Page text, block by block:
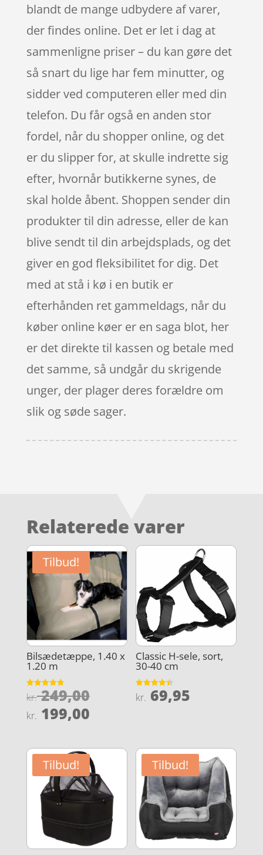
blandt de mange udbydere af varer,
der findes online. Det er let i dag at
sammenligne priser – du kan gøre det
så snart du lige har fem minutter, og
sidder ved computeren eller med din
telefon. Du får også en anden stor
fordel, når du shopper online, og det
er du slipper for, at skulle indrette sig
efter, hvornår butikkerne synes, de
skal holde åbent. Shoppen sender din
produkter til din adresse, eller de kan
blive sendt til din arbejdsplads, og det
giver en god fleksibilitet for dig. Det
med at stå i kø i en butik er
efterhånden ret gammeldags, når du
køber online køer er en saga blot, her
er det direkte til kassen og betale med
det samme, så undgår du skrigende
unger, der plager deres forældre om
slik og søde sager.
Relaterede varer
Tilbud!
Bilsædetæppe, 1.40 x
1.20 m
Vurderet
4.8
kr.249,00Den
oprindelige
kr. 249,00.
kr. 199,00Den
pris
er:
kr. 199,00.
Classic H-sele, sort,
30-40 cm
Vurderet
4.4
kr. 69,95
Tilbud! Tilbud!